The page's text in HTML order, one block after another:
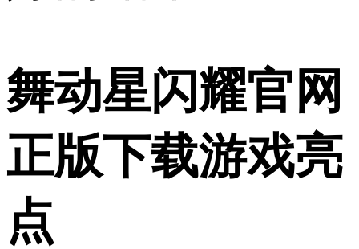
舞动星闪耀官网
正版下载游戏亮
点